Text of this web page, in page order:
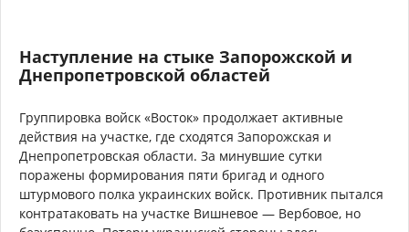
Наступление на стыке Запорожской и
Днепропетровской областей
Группировка войск «Восток» продолжает активные
действия на участке, где сходятся Запорожская и
Днепропетровская области. За минувшие сутки
поражены формирования пяти бригад и одного
штурмового полка украинских войск. Противник пытался
контратаковать на участке Вишневое — Вербовое, но